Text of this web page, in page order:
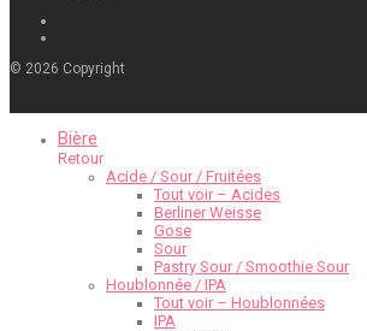
© 2026 Copyright
Bière
Retour
Acide / Sour / Fruitées
Tout voir – Acides
Berliner Weisse
Gose
Sour
Pastry Sour / Smoothie Sour
Houblonnée / IPA
Tout voir – Houblonnées
IPA